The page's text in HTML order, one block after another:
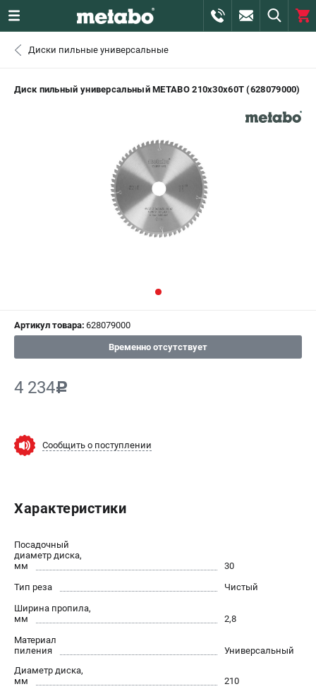
СЕРВИС
)
ВХОД ИЛИ РЕГИСТРАЦИЯ
ЗАКАЗАТЬ ЗАПЧАСТЬ
+7 (911) 360-06-14 | +7 (8112) 59-10-67
САНКТ-ПЕТЕРБУРГ
0 ₽
Сервисный центр
ИНФОРМАЦИЯ
Юридическим лицам
Контакты
Способы оплаты
О компании
О бренде
Политика обработки персональных данных
Диски пильные универсальные
Диск пильный универсальный METABO 210х30х60Т (628079000)
Артикул товара: 628079000
Временно отсутствует
4 234c
Сообщить о поступлении
Характеристики
Посадочный
диаметр диска,
мм
30
Тип реза
Чистый
Ширина пропила,
мм
2,8
Материал
пиления
Универсальный
Диаметр диска,
мм
210